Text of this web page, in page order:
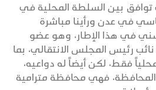
توافق بين السلطة المحلية في
في عدن ورأينا مباشرة
في هذا الإطار، وهو عضو
رئيس المجلس الانتقالي، بما
فقط، لكن أيضاً له دواعيه،
فهي محافظة مترامية